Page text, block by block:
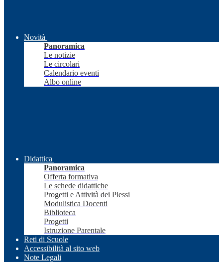
Novità
Panoramica
Le notizie
Le circolari
Calendario eventi
Albo online
Didattica
Panoramica
Offerta formativa
Le schede didattiche
Progetti e Attività dei Plessi
Modulistica Docenti
Biblioteca
Progetti
Istruzione Parentale
Reti di Scuole
Accessibilità al sito web
Note Legali